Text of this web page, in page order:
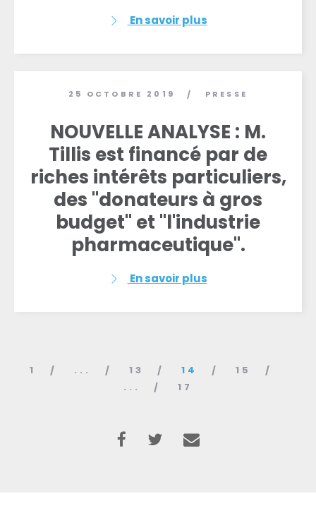
En savoir plus
25 OCTOBRE 2019 / PRESSE
NOUVELLE ANALYSE : M.
Tillis est financé par de
riches intérêts particuliers,
des "donateurs à gros
budget" et "l'industrie
pharmaceutique".
En savoir plus
1 ... 13 14
15
...
17